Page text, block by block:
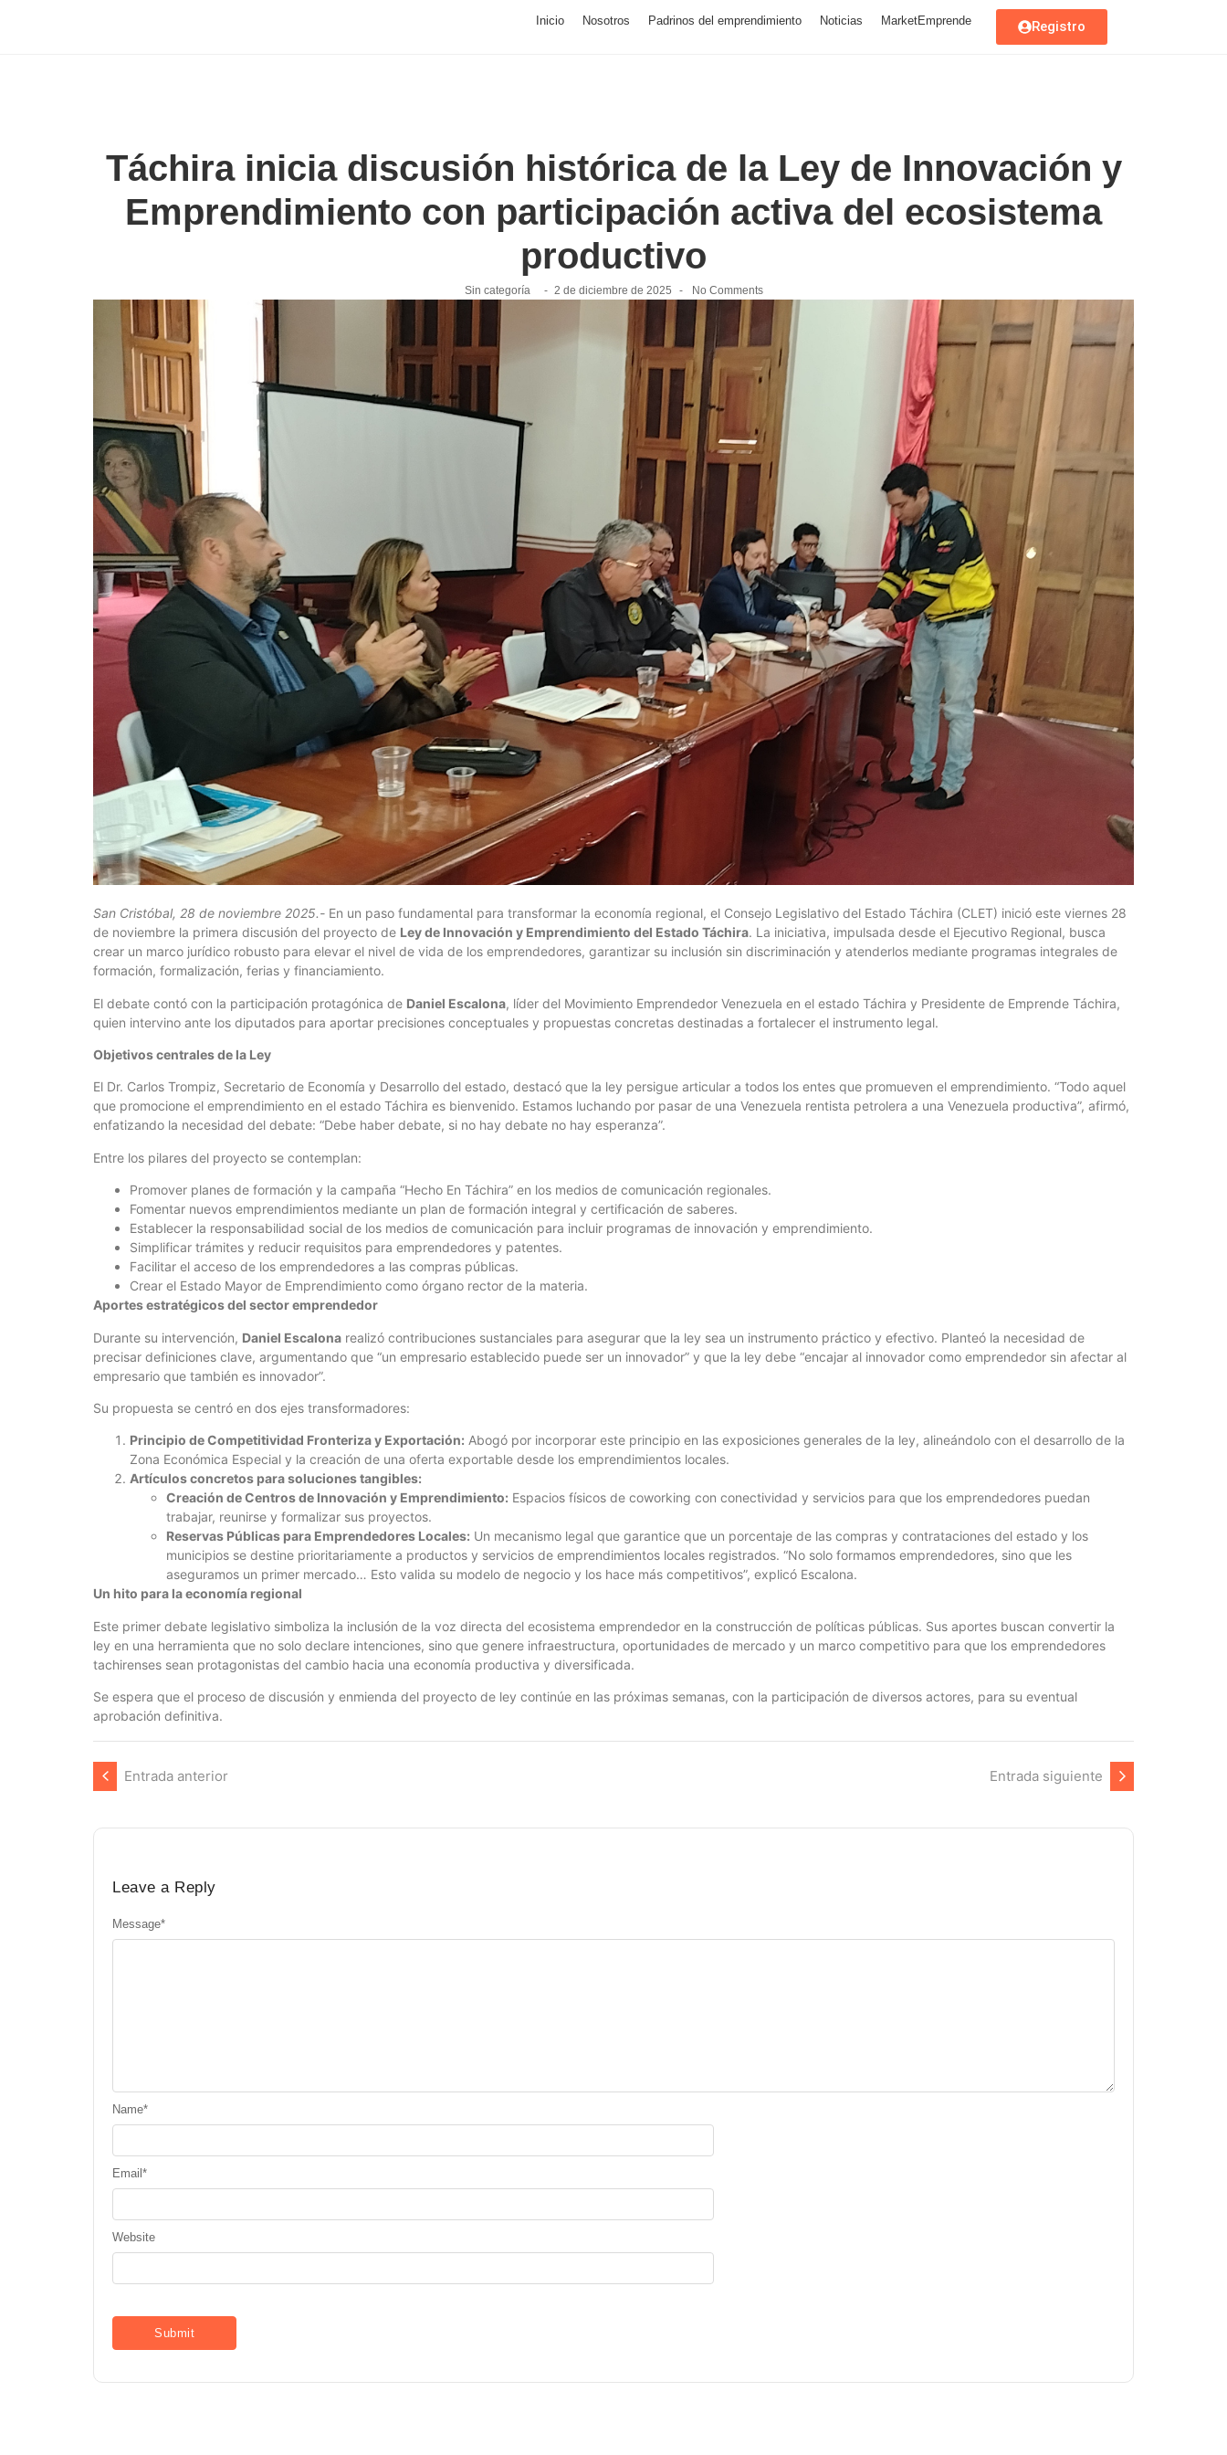
Inicio Nosotros Padrinos del emprendimiento Noticias MarketEmprende Registro
Táchira inicia discusión histórica de la Ley de Innovación y
Emprendimiento con participación activa del ecosistema
productivo
Sin categoría - 2 de diciembre de 2025 - No Comments
San Cristóbal, 28 de noviembre 2025.- En un paso fundamental para transformar la economía regional, el Consejo Legislativo del Estado Táchira (CLET) inició este viernes 28
de noviembre la primera discusión del proyecto de Ley de Innovación y Emprendimiento del Estado Táchira. La iniciativa, impulsada desde el Ejecutivo Regional, busca
crear un marco jurídico robusto para elevar el nivel de vida de los emprendedores, garantizar su inclusión sin discriminación y atenderlos mediante programas integrales de
formación, formalización, ferias y financiamiento.
El debate contó con la participación protagónica de Daniel Escalona, líder del Movimiento Emprendedor Venezuela en el estado Táchira y Presidente de Emprende Táchira,
quien intervino ante los diputados para aportar precisiones conceptuales y propuestas concretas destinadas a fortalecer el instrumento legal.
Objetivos centrales de la Ley
El Dr. Carlos Trompiz, Secretario de Economía y Desarrollo del estado, destacó que la ley persigue articular a todos los entes que promueven el emprendimiento. “Todo aquel
que promocione el emprendimiento en el estado Táchira es bienvenido. Estamos luchando por pasar de una Venezuela rentista petrolera a una Venezuela productiva”, afirmó,
enfatizando la necesidad del debate: “Debe haber debate, si no hay debate no hay esperanza”.
Entre los pilares del proyecto se contemplan:
Promover planes de formación y la campaña “Hecho En Táchira” en los medios de comunicación regionales.
Fomentar nuevos emprendimientos mediante un plan de formación integral y certificación de saberes.
Establecer la responsabilidad social de los medios de comunicación para incluir programas de innovación y emprendimiento.
Simplificar trámites y reducir requisitos para emprendedores y patentes.
Facilitar el acceso de los emprendedores a las compras públicas.
Crear el Estado Mayor de Emprendimiento como órgano rector de la materia.
Aportes estratégicos del sector emprendedor
Durante su intervención, Daniel Escalona realizó contribuciones sustanciales para asegurar que la ley sea un instrumento práctico y efectivo. Planteó la necesidad de
precisar definiciones clave, argumentando que “un empresario establecido puede ser un innovador” y que la ley debe “encajar al innovador como emprendedor sin afectar al
empresario que también es innovador”.
Su propuesta se centró en dos ejes transformadores:
Principio de Competitividad Fronteriza y Exportación: Abogó por incorporar este principio en las exposiciones generales de la ley, alineándolo con el desarrollo de la
Zona Económica Especial y la creación de una oferta exportable desde los emprendimientos locales.
Artículos concretos para soluciones tangibles:
Creación de Centros de Innovación y Emprendimiento: Espacios físicos de coworking con conectividad y servicios para que los emprendedores puedan
trabajar, reunirse y formalizar sus proyectos.
Reservas Públicas para Emprendedores Locales: Un mecanismo legal que garantice que un porcentaje de las compras y contrataciones del estado y los
municipios se destine prioritariamente a productos y servicios de emprendimientos locales registrados. “No solo formamos emprendedores, sino que les
aseguramos un primer mercado… Esto valida su modelo de negocio y los hace más competitivos”, explicó Escalona.
Un hito para la economía regional
Este primer debate legislativo simboliza la inclusión de la voz directa del ecosistema emprendedor en la construcción de políticas públicas. Sus aportes buscan convertir la
ley en una herramienta que no solo declare intenciones, sino que genere infraestructura, oportunidades de mercado y un marco competitivo para que los emprendedores
tachirenses sean protagonistas del cambio hacia una economía productiva y diversificada.
Se espera que el proceso de discusión y enmienda del proyecto de ley continúe en las próximas semanas, con la participación de diversos actores, para su eventual
aprobación definitiva.
Entrada anterior Entrada siguiente
Leave a Reply
Message*
Name*
Email *
Website